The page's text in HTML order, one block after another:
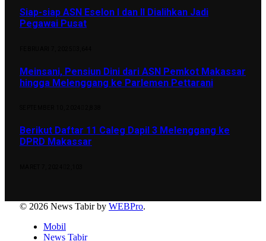
Siap-siap ASN Eselon I dan II Dialihkan Jadi
Pegawai Pusat
Meinsani, Pensiun Dini dari ASN Pemkot Makassar
hingga Melenggang ke Parlemen Pettarani
Berikut Daftar 11 Caleg Dapil 3 Melenggang ke
DPRD Makassar
© 2026 News Tabir by WEBPro.
Mobil
News Tabir